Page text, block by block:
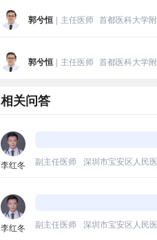
郭兮恒 | 主任医师 首都医科大学
郭兮恒 | 主任医师 首都医科大学
相关问答
李红冬 副主任医师 深圳市宝安区人民
李红冬 副主任医师 深圳市宝安区人民